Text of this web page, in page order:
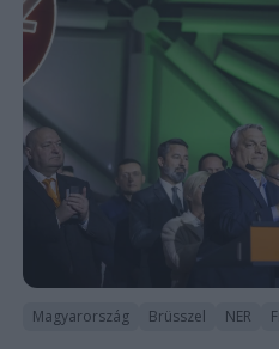
Magyarország Brüsszel NER